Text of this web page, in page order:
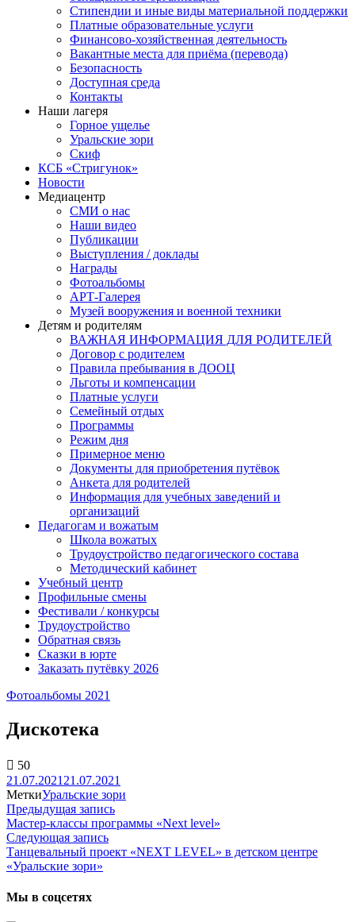
Стипендии и иные виды материальной поддержки
Платные образовательные услуги
Финансово-хозяйственная деятельность
Вакантные места для приёма (перевода)
Безопасность
Доступная среда
Контакты
Наши лагеря
Горное ущелье
Уральские зори
Скиф
КСБ «Стригунок»
Новости
Медиацентр
СМИ о нас
Наши видео
Публикации
Выступления / доклады
Награды
Фотоальбомы
АРТ-Галерея
Музей вооружения и военной техники
Детям и родителям
ВАЖНАЯ ИНФОРМАЦИЯ ДЛЯ РОДИТЕЛЕЙ
Договор с родителем
Правила пребывания в ДООЦ
Льготы и компенсации
Платные услуги
Семейный отдых
Программы
Режим дня
Примерное меню
Документы для приобретения путёвок
Анкета для родителей
Информация для учебных заведений и
организаций
Педагогам и вожатым
Школа вожатых
Трудоустройство педагогического состава
Методический кабинет
Учебный центр
Профильные смены
Фестивали / конкурсы
Трудоустройство
Обратная связь
Сказки в юрте
Заказать путёвку 2026
Фотоальбомы 2021
Дискотека
50
21.07.2021 21.07.2021
МеткиУральские зори
Навигация
по
записям
Предыдущая запись
запись:
Мастер-классы программы «Next level»
Следующая запись
запись:
Танцевальный проект «NEXT LEVEL» в детском центре
«Уральские зори»
Мы в соцсетях